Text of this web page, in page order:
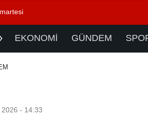
EKONOMİ GÜNDEM
2026 - 14:33